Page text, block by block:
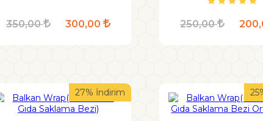
350,00 300,00 250,00
27% İndirim